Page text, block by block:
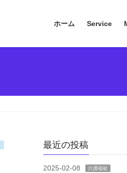
ホーム Service
最近の投稿
2025-02-08 介護福祉